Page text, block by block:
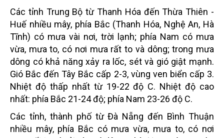
Các tỉnh Trung Bộ từ Thanh Hóa đến Thừa Thiên -
Huế nhiều mây, phía Bắc (Thanh Hóa, Nghệ An, Hà
Tĩnh) có mưa vài nơi, trời lạnh; phía Nam có mưa
vừa, mưa to, có nơi mưa rất to và dông; trong mưa
dông có khả năng xảy ra lốc, sét và gió giật mạnh.
Gió Bắc đến Tây Bắc cấp 2-3, vùng ven biển cấp 3.
Nhiệt độ thấp nhất từ 19-22 độ C. Nhiệt độ cao
nhất: phía Bắc 21-24 độ; phía Nam 23-26 độ C.
Các tỉnh, thành phố từ Đà Nẵng đến Bình Thuận
nhiều mây, phía Bắc có mưa vừa, mưa to, có nơi